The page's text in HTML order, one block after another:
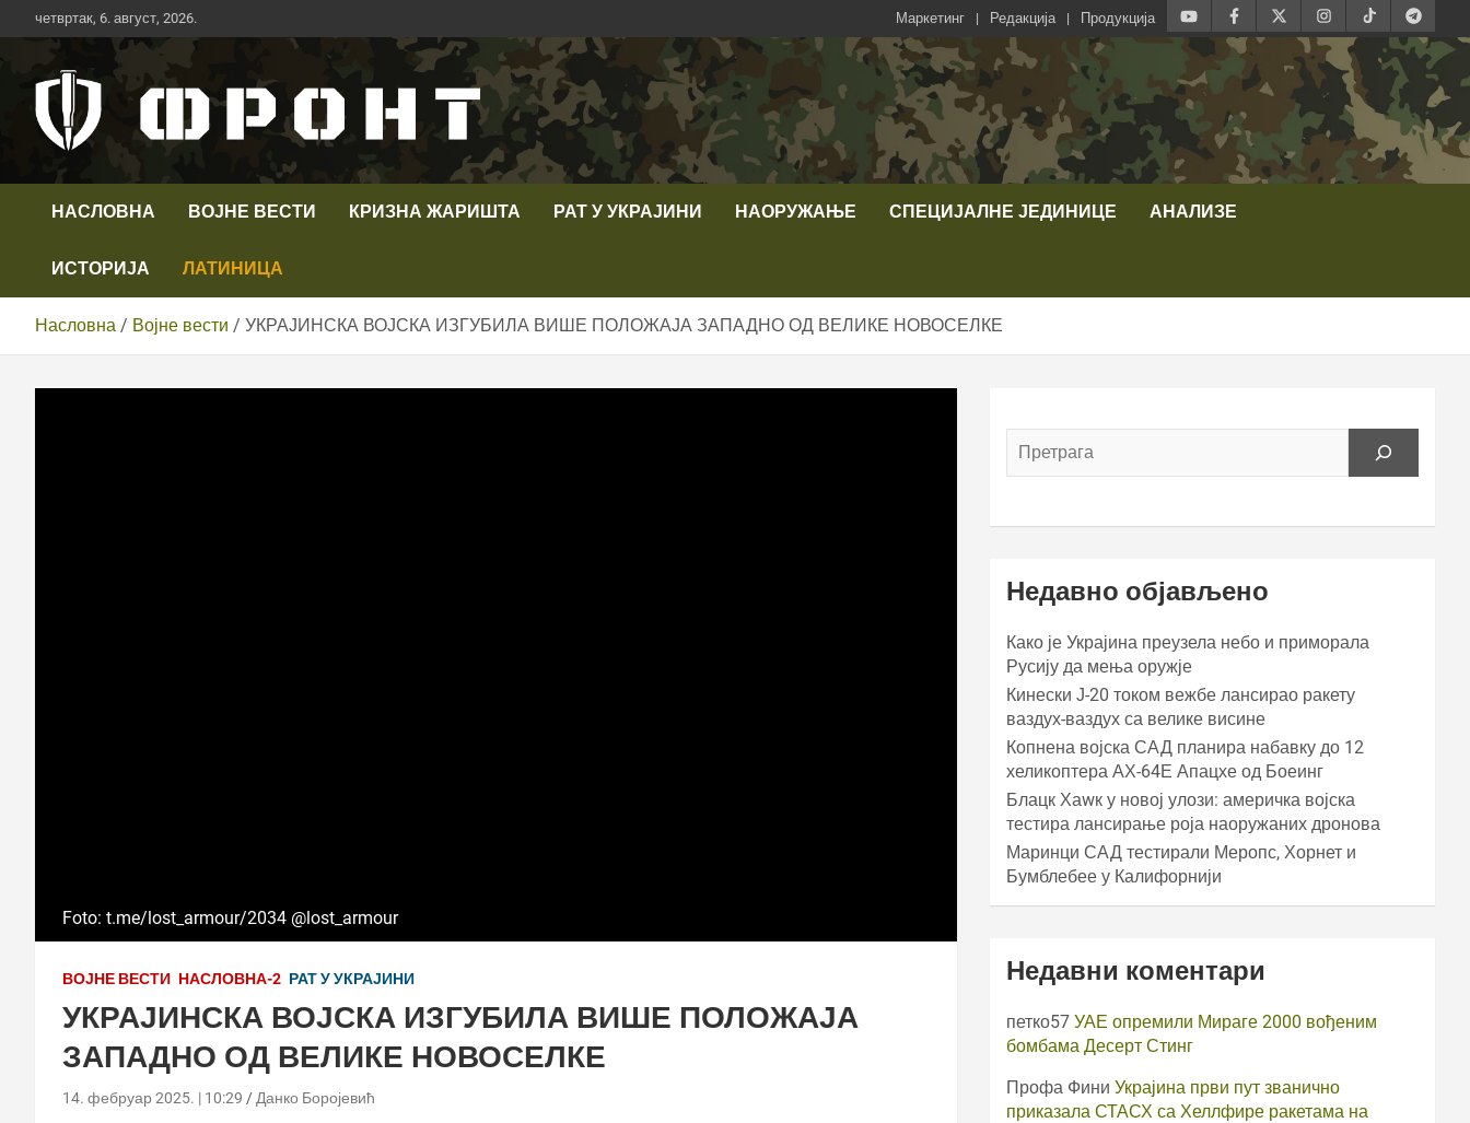
Скип
то
четвртак, 6. август, 2026. Маркетинг Редакција Продукција
Телевизија ФРОНТ
НАСЛОВНА ВОЈНЕ ВЕСТИ КРИЗНА ЖАРИШТА РАТ У УКРАЈИНИ НАОРУЖАЊЕ СПЕЦИЈАЛНЕ ЈЕДИНИЦЕ АНАЛИЗЕ
ИСТОРИЈА ЛАТИНИЦА
Насловна Војне вести УКРАЈИНСКА ВОЈСКА ИЗГУБИЛА ВИШЕ ПОЛОЖАЈА ЗАПАДНО ОД ВЕЛИКЕ НОВОСЕЛКЕ
Foto: t.me/lost_armour/2034 @lost_armour
ВОЈНЕ ВЕСТИ НАСЛОВНА-2 РАТ У УКРАЈИНИ
УКРАЈИНСКА ВОЈСКА ИЗГУБИЛА ВИШЕ ПОЛОЖАЈА
ЗАПАДНО ОД ВЕЛИКЕ НОВОСЕЛКЕ
14. фебруар 2025. | 10:29 Данко Боројевић
Недавно објављено
Како је Украјина преузела небо и приморала
Русију да мења оружје
Кинески Ј-20 током вежбе лансирао ракету
ваздух-ваздух са велике висине
Копнена војска САД планира набавку до 12
хеликоптера АХ-64Е Апацхе од Боеинг
Блацк Хаwк у новој улози: америчка војска
тестира лансирање роја наоружаних дронова
Маринци САД тестирали Меропс, Хорнет и
Бумблебее у Калифорнији
Недавни коментари
петко57 УАЕ опремили Мираге 2000 вођеним
бомбама Десерт Стинг
Профа Фини Украјина први пут званично
приказала СТАСХ са Хеллфире ракетама на